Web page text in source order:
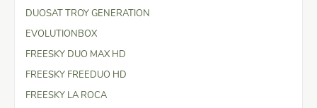
DUOSAT TROY GENERATION
EVOLUTIONBOX
FREESKY DUO MAX HD
FREESKY FREEDUO HD
FREESKY LA ROCA